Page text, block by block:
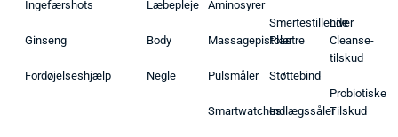
Ingefærshots
Ginseng
Fordøjelseshjælp
Læbepleje
Body
Negle
Aminosyrer
Massagepistoler
Pulsmåler
Smartwatches
Smertestillende
Plastre
Støttebind
Indlægssåler
Liver
Cleanse-
tilskud
Probiotiske
Tilskud